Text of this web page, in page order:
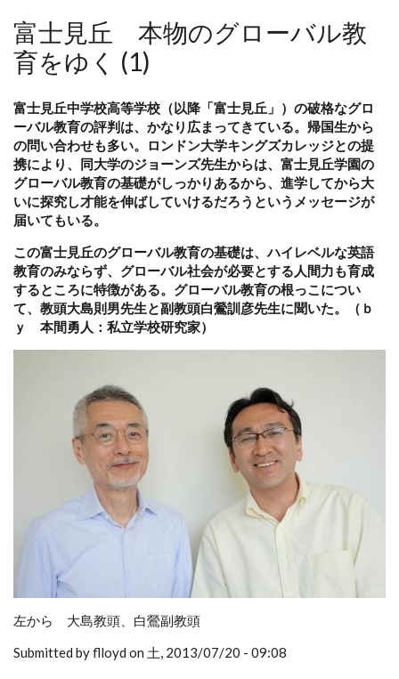
富士見丘 本物のグローバル教
育をゆく (1)
富士見丘中学校高等学校（以降「富士見丘」）の破格なグロ
ーバル教育の評判は、かなり広まってきている。帰国生から
の問い合わせも多い。ロンドン大学キングズカレッジとの提
携により、同大学のジョーンズ先生からは、富士見丘学園の
グローバル教育の基礎がしっかりあるから、進学してから大
いに探究し才能を伸ばしていけるだろうというメッセージが
届いてもいる。
この富士見丘のグローバル教育の基礎は、ハイレベルな英語
教育のみならず、グローバル社会が必要とする人間力も育成
するところに特徴がある。グローバル教育の根っこについ
て、教頭大島則男先生と副教頭白鶯訓彦先生に聞いた。（ｂ
ｙ 本間勇人：私立学校研究家）
左から 大島教頭、白鶯副教頭
Submitted by flloyd on 土, 2013/07/20 - 09:08